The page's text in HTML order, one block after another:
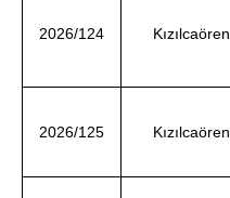
2026/124 Kızılcaören
2026/125 Kızılcaören